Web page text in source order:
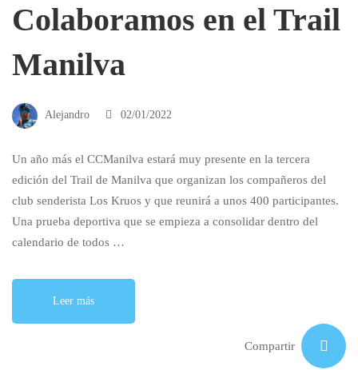
Colaboramos en el Trail
Manilva
Alejandro 02/01/2022
Un año más el CCManilva estará muy presente en la tercera
edición del Trail de Manilva que organizan los compañeros del
club senderista Los Kruos y que reunirá a unos 400 participantes.
Una prueba deportiva que se empieza a consolidar dentro del
calendario de todos …
Leer más
Compartir